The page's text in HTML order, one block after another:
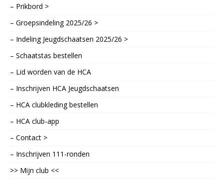
– Prikbord >
– Groepsindeling 2025/26 >
– Indeling Jeugdschaatsen 2025/26 >
– Schaatstas bestellen
– Lid worden van de HCA
– Inschrijven HCA Jeugdschaatsen
– HCA clubkleding bestellen
– HCA club-app
– Contact >
– Inschrijven 111-ronden
>> Mijn club <<